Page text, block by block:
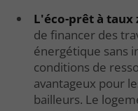
L'éco-prêt à taux
de financer des
énergétique sans
conditions de
avantageux pour
bailleurs. Le